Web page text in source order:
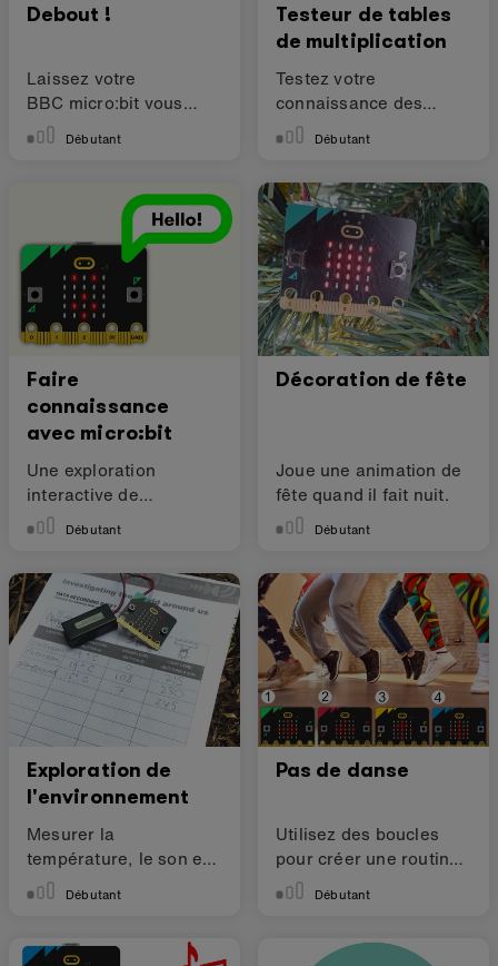
Debout !
Laissez votre
BBC micro:bit vous
aider à vous lever le
matin.
Débutant
Testeur de tables
de multiplication
Testez votre
connaissance des
tables de multiplication
avec ce projet.
Débutant
Faire
connaissance
avec micro:bit
Une exploration
interactive de
l'informatique physique
Débutant
Décoration de fête
Joue une animation de
fête quand il fait nuit.
Débutant
Exploration de
l'environnement
Mesurer la
température, le son et
les niveaux de lumière
autour de vous
Débutant
Pas de danse
Utilisez des boucles
pour créer une routine
de danse.Débutant